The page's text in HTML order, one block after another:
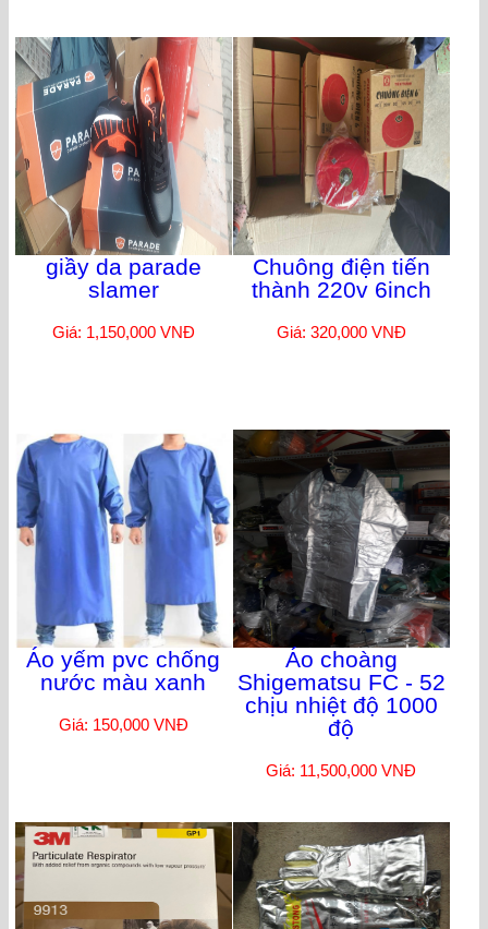
giầy da parade
slamer
Giá: 1,150,000 VNĐ
Chuông điện tiến
thành 220v 6inch
Giá: 320,000 VNĐ
Áo yếm pvc chống
nước màu xanh
Giá: 150,000 VNĐ
Áo choàng
Shigematsu FC - 52
chịu nhiệt độ 1000
độ
Giá: 11,500,000 VNĐ